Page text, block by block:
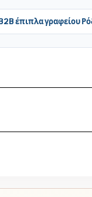
έπιπλα γραφείου